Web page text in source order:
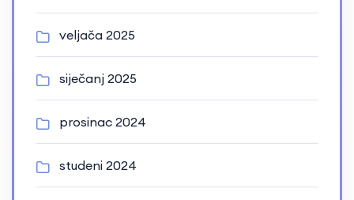
veljača 2025
siječanj 2025
prosinac 2024
studeni 2024